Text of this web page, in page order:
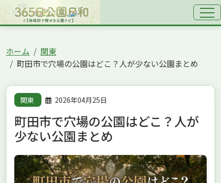
ホーム
関東
町田市で穴場の公園はどこ？人が少ない公園まとめ
関東 2026年04月25日
町田市で穴場の公園はどこ？人が
少ない公園まとめ